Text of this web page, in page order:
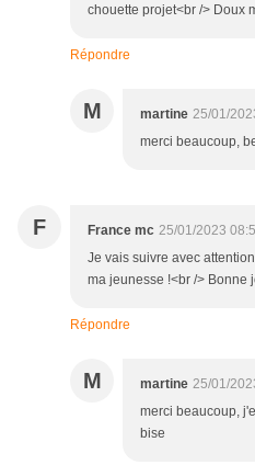
chouette projet<br /> Doux
Répondre
M martine 25/01/
merci beaucoup,
F France mc 25/01/2023
Je vais suivre avec
ma jeunesse !<br /> Bonne
Répondre
M martine 25/01/
merci beaucoup,
bise